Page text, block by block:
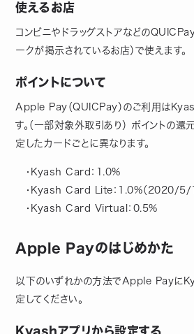
使えるお店
コンビニやドラッグストアなどの
ークが掲示されているお店）で使えます。
ポイントについて
Apple Pay（QUICPay）のご利用は
す。（一部対象外取引あり） ポイントの
定したカードごとに異なります。
・Kyash Card：1.0%
・Kyash Card Lite：1.0%（2020/5/1
・Kyash Card Virtual：0.5%
Apple Payのはじめかた
以下のいずれかの方法でApple Payに
定してください。
Kyashアプリから設定する